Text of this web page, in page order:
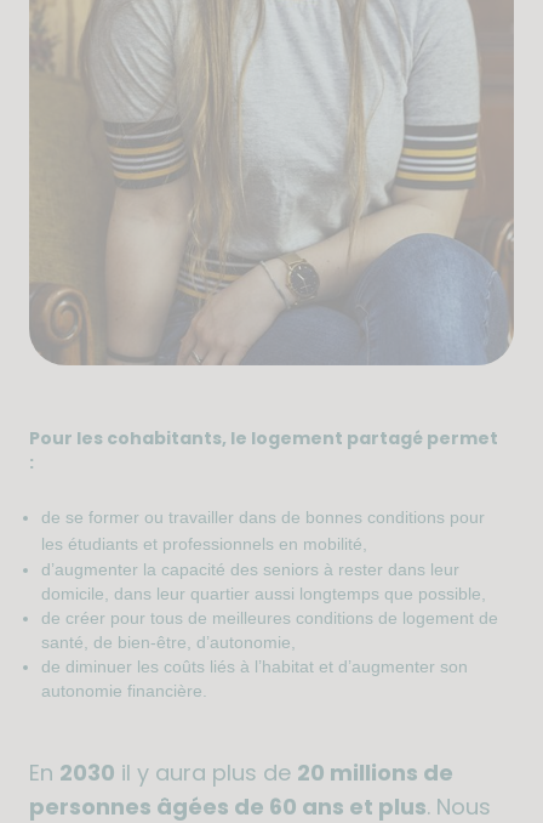
Pour les cohabitants, le logement partagé permet
:
de se former ou travailler dans de bonnes conditions pour
les étudiants et professionnels en mobilité,
d’augmenter la capacité des seniors à rester dans leur
domicile, dans leur quartier aussi longtemps que possible,
de créer pour tous de meilleures conditions de logement de
santé, de bien-être, d’autonomie,
de diminuer les coûts liés à l’habitat et d’augmenter son
autonomie financière.
En 2030 il y aura plus de 20 millions de
personnes âgées de 60 ans et plus. Nous